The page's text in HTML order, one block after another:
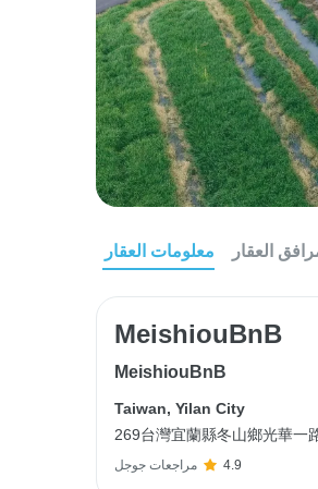
معلومات العقار العقار
MeishiouBnB
MeishiouBnB
Taiwan, Yilan City
269台灣宜蘭縣冬山鄉光華一
مراجعات جوجل 4.9